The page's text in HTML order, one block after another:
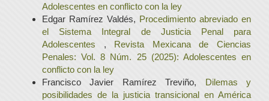
Adolescentes en conflicto con la ley
Edgar Ramírez Valdés, Procedimiento abreviado en
el Sistema Integral de Justicia Penal para
Adolescentes , Revista Mexicana de Ciencias
Penales: Vol. 8 Núm. 25 (2025): Adolescentes en
conflicto con la ley
Francisco Javier Ramírez Treviño, Dilemas y
posibilidades de la justicia transicional en América